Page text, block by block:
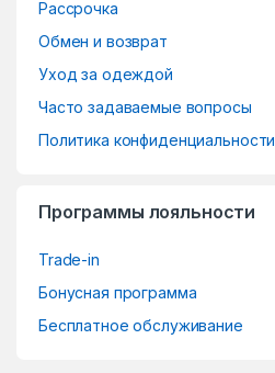
Рассрочка
Обмен и возврат
Уход за одеждой
Часто задаваемые вопросы
Политика конфиденциальности
Программы лояльности
Trade-in
Бонусная программа
Бесплатное обслуживание